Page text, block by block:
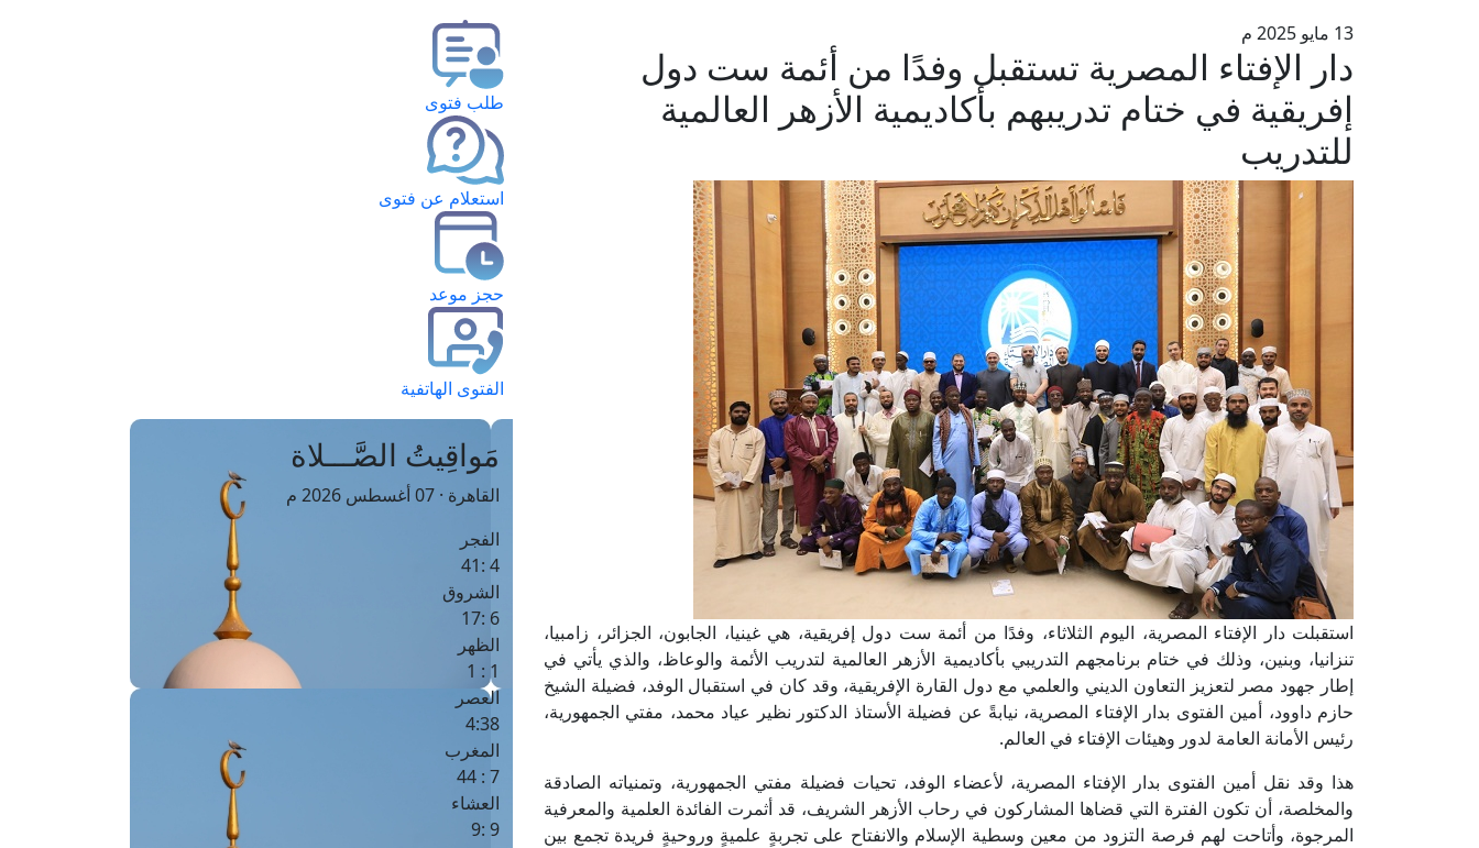
13 مايو 2025 م
دار الإفتاء المصرية تستقبل وفدًا من أئمة ست دول
إفريقية في ختام تدريبهم بأكاديمية الأزهر العالمية
للتدريب
استقبلت دار الإفتاء المصرية، اليوم الثلاثاء، وفدًا من أئمة ست دول إفريقية، هي غينيا، الجابون، الجزائر، زامبيا،
تنزانيا، وبنين، وذلك في ختام برنامجهم التدريبي بأكاديمية الأزهر العالمية لتدريب الأئمة والوعاظ، والذي يأتي في
إطار جهود مصر لتعزيز التعاون الديني والعلمي مع دول القارة الإفريقية، وقد كان في استقبال الوفد، فضيلة الشيخ
حازم داوود، أمين الفتوى بدار الإفتاء المصرية، نيابةً عن فضيلة الأستاذ الدكتور نظير عياد محمد، مفتي الجمهورية،
رئيس الأمانة العامة لدور وهيئات الإفتاء في العالم.
هذا وقد نقل أمين الفتوى بدار الإفتاء المصرية، لأعضاء الوفد، تحيات فضيلة مفتي الجمهورية، وتمنياته الصادقة
والمخلصة، أن تكون الفترة التي قضاها المشاركون في رحاب الأزهر الشريف، قد أثمرت الفائدة العلمية والمعرفية
المرجوة، وأتاحت لهم فرصة التزود من معين وسطية الإسلام والانفتاح على تجربةٍ علميةٍ وروحيةٍ فريدة تجمع بين
طلب فتوى
استعلام عن فتوى
حجز موعد
الفتوى الهاتفية
مَواقِيتُ الصَّـــلاة
القاهرة · 07 أغسطس 2026 م
الفجر
4 :41
الشروق
6 :17
الظهر
1 : 1
العصر
4:38
المغرب
7 : 44
العشاء
9 :9